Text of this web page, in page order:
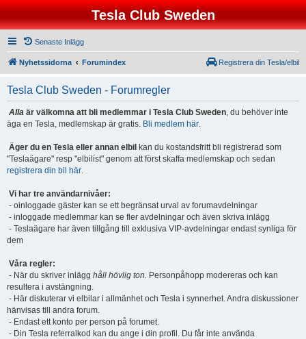
Tesla Club Sweden
Senaste Inlägg
Nyhetssidorna Forumindex Registrera din Tesla/elbil
Tesla Club Sweden - Forumregler
Alla är välkomna att bli medlemmar i Tesla Club Sweden, du behöver inte
äga en Tesla, medlemskap är gratis. Bli medlem här.
Äger du en Tesla eller annan elbil kan du kostandsfritt bli registrerad som
"Teslaägare" resp "elbilist" genom att först skaffa medlemskap och sedan
registrera din bil här.
Vi har tre användarnivåer:
- oinloggade gäster kan se ett begränsat urval av forumavdelningar
- inloggade medlemmar kan se fler avdelningar och även skriva inlägg
- Teslaägare har även tillgång till exklusiva VIP-avdelningar endast synliga för
dem
Våra regler:
- När du skriver inlägg håll hövlig ton. Personpåhopp modereras och kan
resultera i avstängning.
- Här diskuterar vi elbilar i allmänhet och Tesla i synnerhet. Andra diskussioner
hänvisas till andra forum.
- Endast ett konto per person på forumet.
- Din Tesla referralkod kan du ange i din profil. Du får inte använda